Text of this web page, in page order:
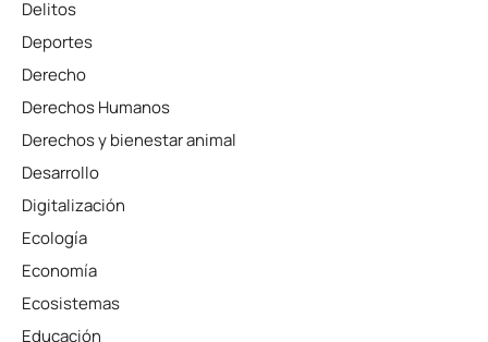
Delitos
Deportes
Derecho
Derechos Humanos
Derechos y bienestar animal
Desarrollo
Digitalización
Ecología
Economía
Ecosistemas
Educación